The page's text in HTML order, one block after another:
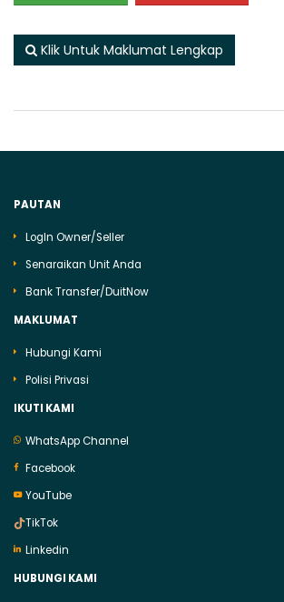
Klik Untuk Maklumat Lengkap
PAUTAN
LogIn Owner/Seller
Senaraikan Unit Anda
Bank Transfer/DuitNow
MAKLUMAT
Hubungi Kami
Polisi Privasi
IKUTI KAMI
WhatsApp Channel
Facebook
YouTube
TikTok
Linkedin
HUBUNGI KAMI